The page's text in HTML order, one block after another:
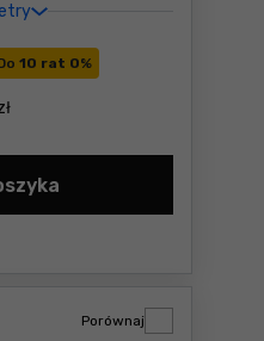
10 rat 0%
gazowa 16kW
Porównaj